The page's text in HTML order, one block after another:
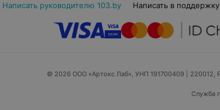
Написать руководителю 103.by
Написать в поддержку
© 2026 ООО «Артокс Лаб», УНП 191700409 | 220012,
Служба